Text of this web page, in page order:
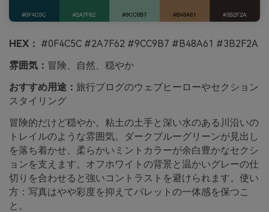
HEX： #0F4C5C #2A7F62 #9CC9B7 #B48A61 #3B2F2A
雰囲気： 冒険、自然、穏やか
おすすめ用途： 旅行ブログのウェブヒーローやセクション
スタイリング
冒険的だけど穏やか。粘土の土手と深い水のある川沿いの
トレイルのような雰囲気。ダークブルーグリーンが見出し
を落ち着かせ、柔らかいミントカラーが余白豊かなセクシ
ョンを支えます。オフホワイトの背景と温かいグレーの仕
切りを合わせると強いコントラストを避けられます。使い
方：写真はやや彩度を抑えてパレットの一体感を保つこ
と。